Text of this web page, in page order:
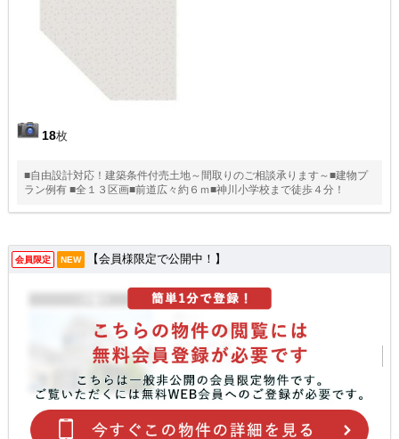
18枚
■自由設計対応！建築条件付売土地～間取りのご相談承ります～■建物プ
ラン例有 ■全１３区画■前道広々約６ｍ■神川小学校まで徒歩４分！
会員限定 NEW 【会員様限定で公開中！】